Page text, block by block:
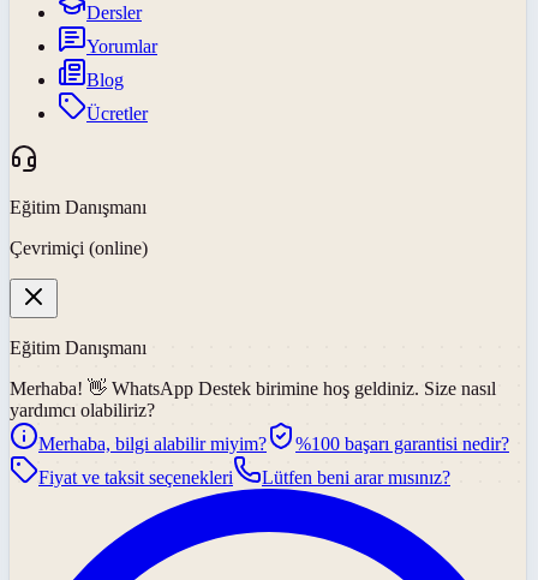
Dersler
Yorumlar
Blog
Ücretler
Eğitim Danışmanı
Çevrimiçi (online)
Eğitim Danışmanı
Merhaba! 👋 WhatsApp Destek birimine hoş geldiniz. Size nasıl
yardımcı olabiliriz?
Merhaba, bilgi alabilir miyim?
%100 başarı garantisi nedir?
Fiyat ve taksit seçenekleri
Lütfen beni arar mısınız?